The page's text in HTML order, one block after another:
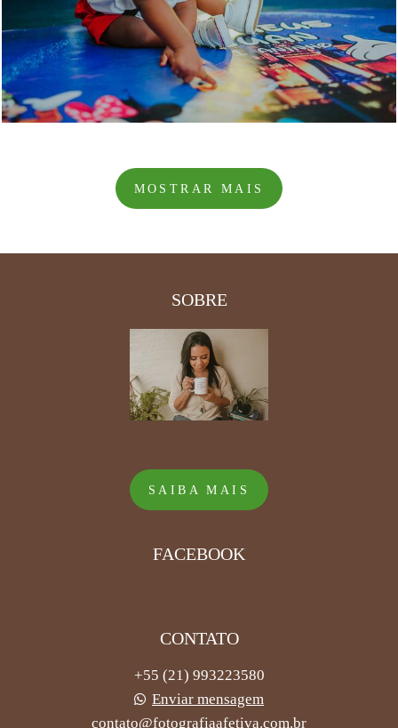
2299 5
MOSTRAR MAIS
SOBRE
SAIBA MAIS
FACEBOOK
CONTATO
+55 (21) 993223580
Enviar mensagem
contato@fotografiaafetiva.com.br